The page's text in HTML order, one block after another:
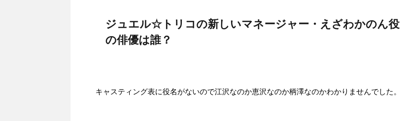
ジュエル☆トリコの新しいマネージャー・えざわかのん役
の俳優は誰？
キャスティング表に役名がないので江沢なのか恵沢なのか柄澤なのかわかりませんでした。